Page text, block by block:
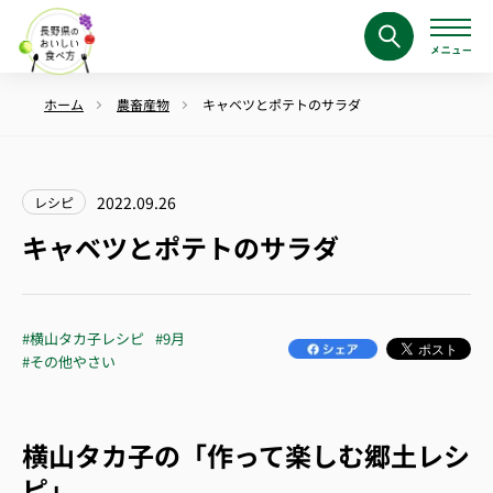
ホーム 農畜産物 キャベツとポテトのサラダ
レシピ 2022.09.26
キャベツとポテトのサラダ
#横山タカ子レシピ #9月
#その他やさい
横山タカ子の「作って楽しむ郷土レシ